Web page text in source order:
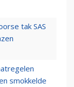
tak SAS
smokkelde